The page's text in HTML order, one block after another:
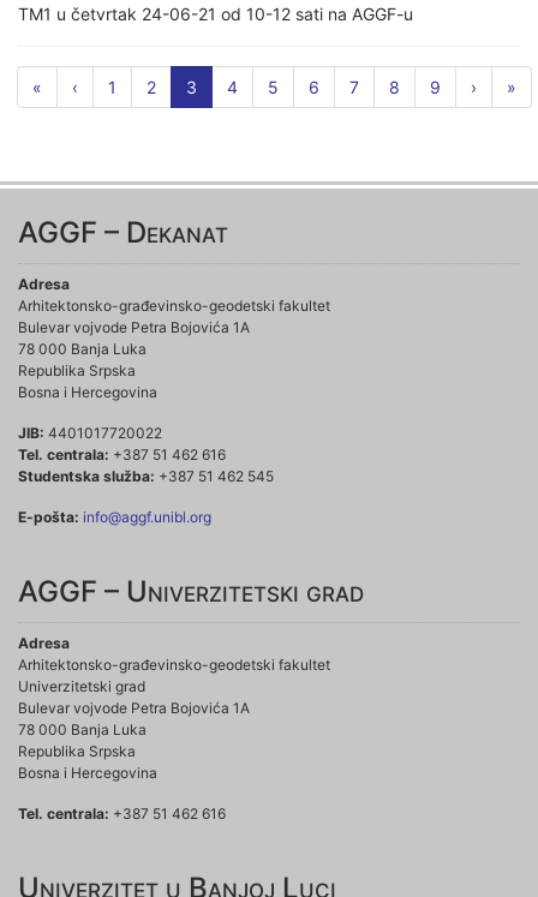
TM1 u četvrtak 24-06-21 od 10-12 sati na AGGF-u
« ‹ 1 2 3 4 5 6 7 8 9 › »
AGGF – Dekanat
Adresa
Arhitektonsko-građevinsko-geodetski fakultet
Bulevar vojvode Petra Bojovića 1A
78 000 Banja Luka
Republika Srpska
Bosna i Hercegovina
JIB: 4401017720022
Tel. centrala: +387 51 462 616
Studentska služba: +387 51 462 545
E-pošta: info@aggf.unibl.org
AGGF – Univerzitetski grad
Adresa
Arhitektonsko-građevinsko-geodetski fakultet
Univerzitetski grad
Bulevar vojvode Petra Bojovića 1A
78 000 Banja Luka
Republika Srpska
Bosna i Hercegovina
Tel. centrala: +387 51 462 616
Univerzitet u Banjoj Luci